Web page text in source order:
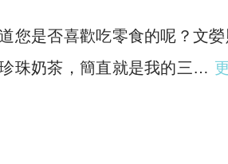
您是否喜歡吃零食的呢？文
珠奶茶，簡直就是我的三…